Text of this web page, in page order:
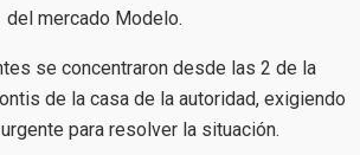
del mercado Modelo.
se concentraron desde las 2 de la
de la casa de la autoridad, exigiendo
para resolver la situación.